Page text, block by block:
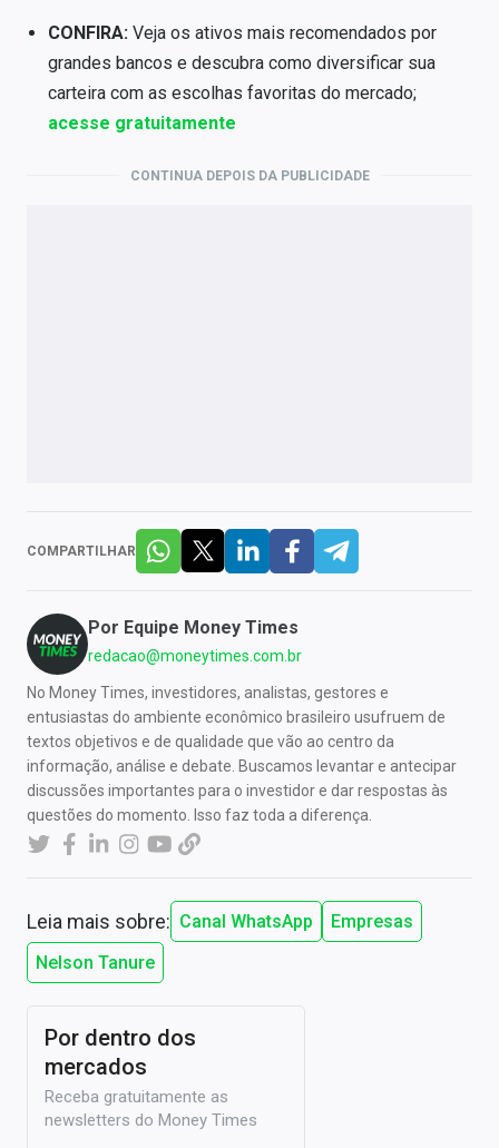
CONFIRA:Veja os ativos mais recomendados por
grandes bancos e descubra como diversificar sua
carteira com as escolhas favoritas do mercado;
acesse gratuitamente
CONTINUA DEPOIS DA PUBLICIDADE
COMPARTILHAR
Por Equipe Money Times
redacao@moneytimes.com.br
No Money Times, investidores, analistas, gestores e
entusiastas do ambiente econômico brasileiro usufruem de
textos objetivos e de qualidade que vão ao centro da
informação, análise e debate. Buscamos levantar e antecipar
discussões importantes para o investidor e dar respostas às
questões do momento. Isso faz toda a diferença.
Leia mais sobre: Canal WhatsApp
Empresas
Nelson Tanure
Por dentro dos
mercados
Receba gratuitamente as
newsletters do Money Times